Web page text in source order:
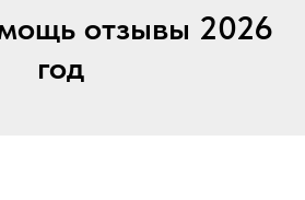
отзывы 2026
год